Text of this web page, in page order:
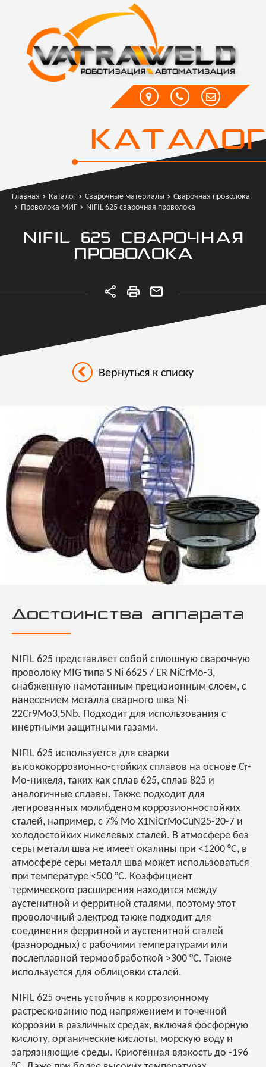
КАТАЛОГ
Главная Каталог Сварочные материалы
Сварочная проволока
Проволока МИГ
NIFIL 625 сварочная проволока
NIFIL 625 СВАРОЧНАЯ
ПРОВОЛОКА
Вернуться к списку
Достоинства аппарата
NIFIL 625 представляет собой сплошную сварочную
проволоку MIG типа S Ni 6625 / ER NiCrMo-3,
снабженную намотанным прецизионным слоем, с
нанесением металла сварного шва Ni-
22Cr9Mo3,5Nb. Подходит для использования с
инертными защитными газами.
NIFIL 625 используется для сварки
высококоррозионно-стойких сплавов на основе Cr-
Mo-никеля, таких как сплав 625, сплав 825 и
аналогичные сплавы. Также подходит для
легированных молибденом коррозионностойких
сталей, например, с 7% Мо X1NiCrMoCuN25-20-7 и
холодостойких никелевых сталей. В атмосфере без
серы металл шва не имеет окалины при <1200 °C, в
атмосфере серы металл шва может использоваться
при температуре <500 °C. Коэффициент
термического расширения находится между
аустенитной и ферритной сталями, поэтому этот
проволочный электрод также подходит для
соединения ферритной и аустенитной сталей
(разнородных) с рабочими температурами или
послеплавной термообработкой >300 °C. Также
используется для облицовки сталей.
NIFIL 625 очень устойчив к коррозионному
растрескиванию под напряжением и точечной
коррозии в различных средах, включая фосфорную
кислоту, органические кислоты, морскую воду и
загрязняющие среды. Криогенная вязкость до -196